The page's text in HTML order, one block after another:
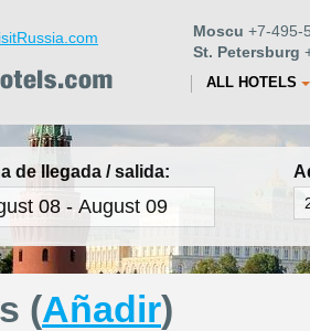
Moscu +7-495-
St. Petersburg
ALL HOTELS
de llegada / salida:
(Añadir)